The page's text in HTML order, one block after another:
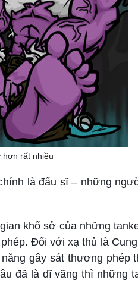
hơn rất nhiều
là đấu sĩ – những
khổ sở của những
Đối với xạ thủ là
gây sát thương phép
đã là dĩ vãng thì những